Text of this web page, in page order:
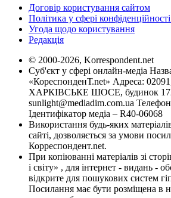
Договір користування сайтом
Політика у сфері
Угода щодо користування
Редакція
© 2000-2026, Korrespondent.net
Суб'єкт у сфері онлайн-медіа
«КореспонденТ.net» Адреса:
ХАРКІВСЬКЕ ШОСЕ, будинок
sunlight@mediadim.com.ua
Ідентифікатор медіа – R40-06068
Використання будь-яких
сайті, дозволяється за умови
Корреспондент.net.
При копіюванні матеріалів зі
і світу» , для інтернет - видань -
відкрите для пошукових систем
Посилання має бути розміщена в